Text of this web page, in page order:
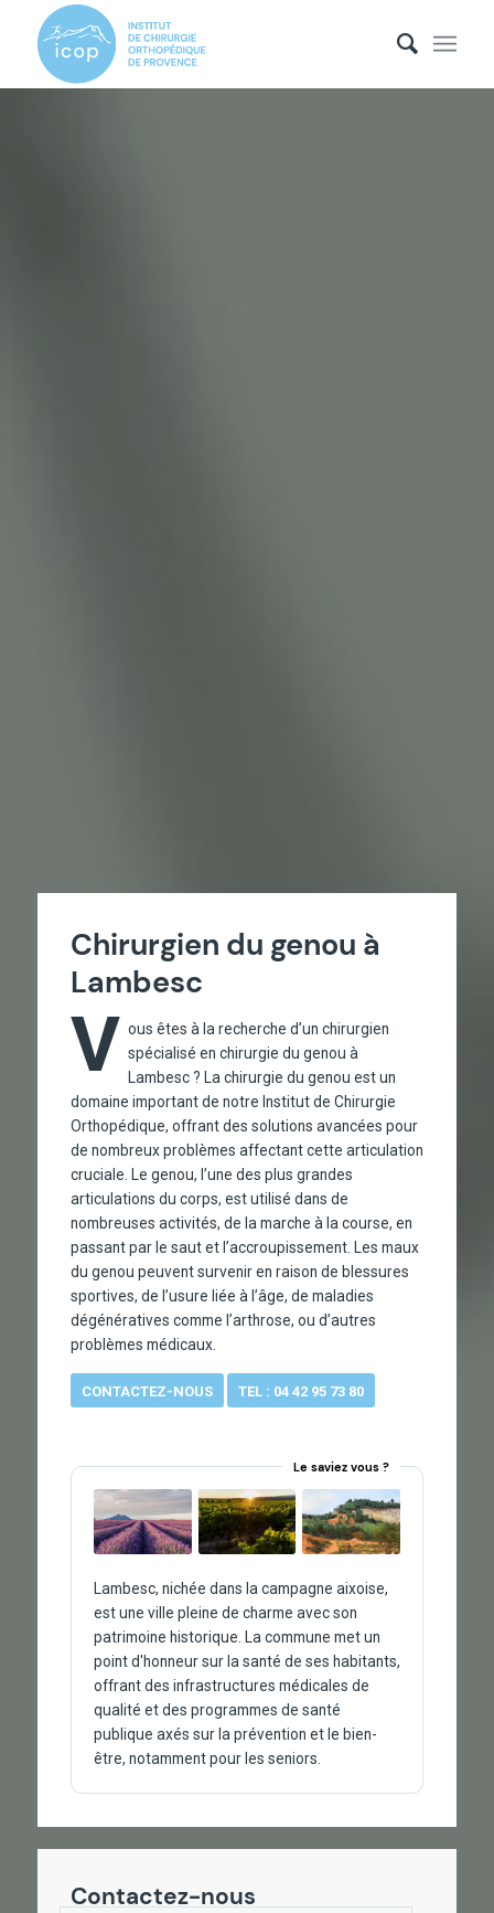
Chirurgien du genou à
Lambesc
V ous êtes à la recherche d’un chirurgien
spécialisé en chirurgie du genou à
Lambesc ? La chirurgie du genou est un
domaine important de notre Institut de Chirurgie
Orthopédique, offrant des solutions avancées pour
de nombreux problèmes affectant cette articulation
cruciale. Le genou, l’une des plus grandes
articulations du corps, est utilisé dans de
nombreuses activités, de la marche à la course, en
passant par le saut et l’accroupissement. Les maux
du genou peuvent survenir en raison de blessures
sportives, de l’usure liée à l’âge, de maladies
dégénératives comme l’arthrose, ou d’autres
problèmes médicaux.
CONTACTEZ-NOUS TEL : 04 42 95 73 80
Le saviez vous ?
Lambesc, nichée dans la campagne aixoise,
est une ville pleine de charme avec son
patrimoine historique. La commune met un
point d'honneur sur la santé de ses habitants,
offrant des infrastructures médicales de
qualité et des programmes de santé
publique axés sur la prévention et le bien-
être, notamment pour les seniors.
Contactez-nous